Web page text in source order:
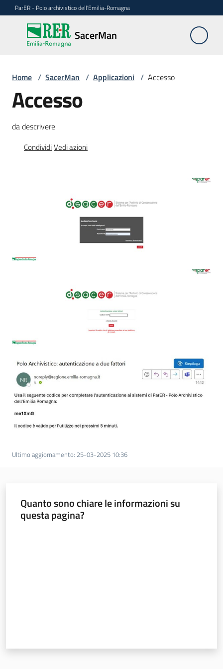
Vai al contenuto
Vai alla navigazione
Vai al footer
ParER - Polo archivistico dell'Emilia-Romagna
SacerMan
SacerMan
Applicazioni
Evolutive
FAQ
Romagna
Conservazione
Argomenti
Home / SacerMan / Applicazioni / Accesso
Accesso
da descrivere
CondividiVedi azioni
Ultimo aggiornamento: 25-03-2025 10:36
Quanto sono chiare le informazioni su
questa pagina?